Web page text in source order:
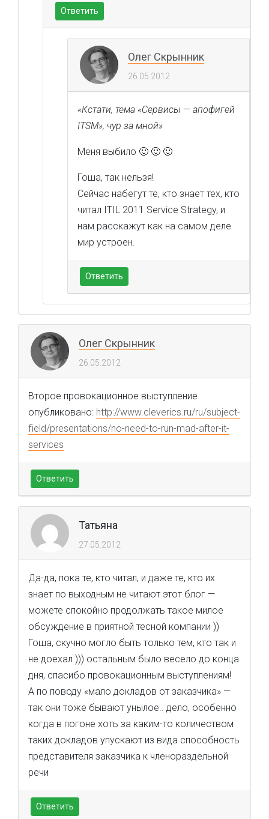
Ответить
Олег Скрынник
26.05.2012
«Кстати, тема «Сервисы — апофигей
ITSM», чур за мной»
Меня выбило 🙂 🙂 🙂
Гоша, так нельзя!
Сейчас набегут те, кто знает тех, кто
читал ITIL 2011 Service Strategy, и
нам расскажут как на самом деле
мир устроен.
Ответить
Олег Скрынник
26.05.2012
Второе провокационное выступление
опубликовано: http://www.cleverics.ru/ru/subject-
field/presentations/no-need-to-run-mad-after-it-
services
Ответить
Татьяна
27.05.2012
Да-да, пока те, кто читал, и даже те, кто их
знает по выходным не читают этот блог —
можете спокойно продолжать такое милое
обсуждение в приятной тесной компании ))
Гоша, скучно могло быть только тем, кто так и
не доехал ))) остальным было весело до конца
дня, спасибо провокационным выступлениям!
А по поводу «мало докладов от заказчика» —
так они тоже бывают унылое.. дело, особенно
когда в погоне хоть за каким-то количеством
таких докладов упускают из вида способность
представителя заказчика к членораздельной
речи
Ответить